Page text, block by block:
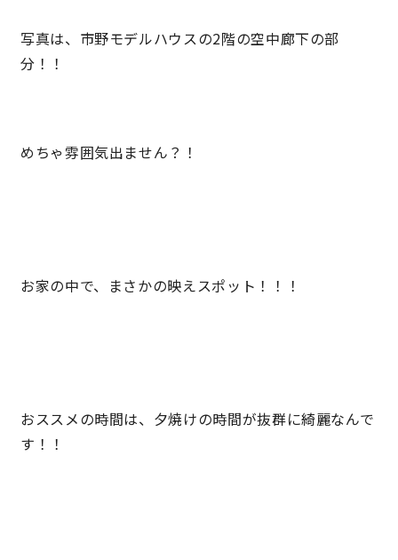
nattoku住宅25周年記念モデル
Blue Style
お知らせ 土地情報
写真は、市野モデルハウスの2階の空中廊下の部
分！！
めちゃ雰囲気出ません？！
お家の中で、まさかの映えスポット！！！
おススメの時間は、夕焼けの時間が抜群に綺麗なんで
す！！